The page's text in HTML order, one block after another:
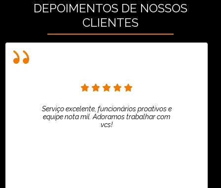
DEPOIMENTOS DE NOSSOS
CLIENTES
Serviço excelente, funcionários proativos e
equipe nota mil. Adoramos trabalhar com
vcs!